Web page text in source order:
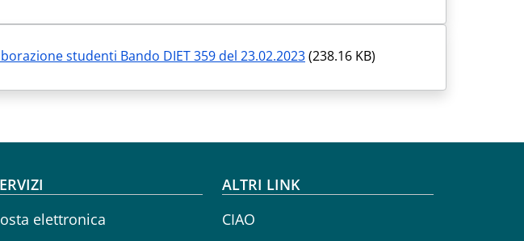
studenti Bando DIET 359 del 23.02.2023(238.16 KB)
elettronica
ALTRI LINK
CIAO